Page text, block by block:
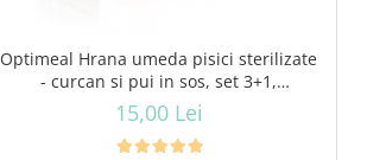
Optimeal Hrana umeda pisici sterilizate
- curcan si pui in sos, set 3+1,
4*0,085kg
15,00 Lei